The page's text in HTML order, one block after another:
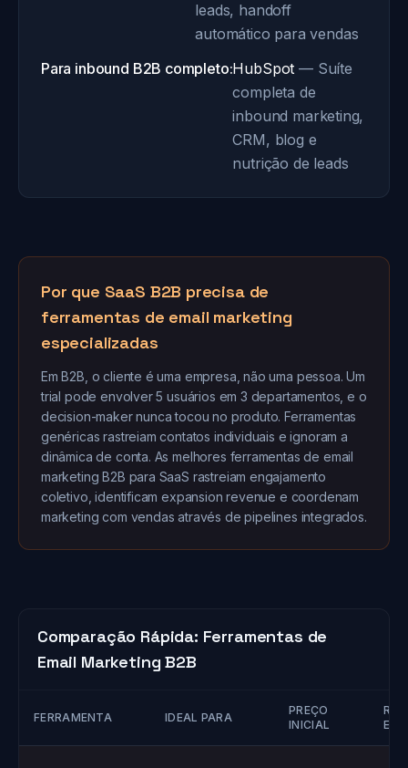
leads, handoff
automático para vendas
Para inbound B2B completo:HubSpot — Suíte
completa de
inbound marketing,
CRM, blog e
nutrição de leads
Por que SaaS B2B precisa de
ferramentas de email marketing
especializadas
Em B2B, o cliente é uma empresa, não uma pessoa. Um
trial pode envolver 5 usuários em 3 departamentos, e o
decision-maker nunca tocou no produto. Ferramentas
genéricas rastreiam contatos individuais e ignoram a
dinâmica de conta. As melhores ferramentas de email
marketing B2B para SaaS rastreiam engajamento
coletivo, identificam expansion revenue e coordenam
marketing com vendas através de pipelines integrados.
Comparação Rápida: Ferramentas de
Email Marketing B2B
FERRAMENTA IDEAL PARA
PREÇO
INICIAL